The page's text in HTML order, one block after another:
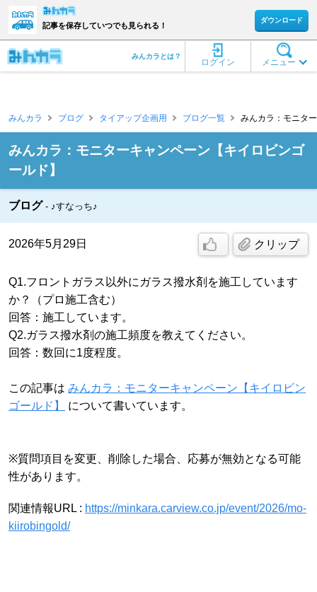
記事を保存していつでも見られる！
ダウンロード
メニュー
ログイン
みんカラとは？
みんカラ ブログ タイアップ企画用 ブログ一覧 みんカラ：モニタ
みんカラ：モニターキャンペーン【キイロビンゴ
ールド】
ブログ ♪すなっち♪
2026年5月29日 クリップ
Q1.フロントガラス以外にガラス撥水剤を施工しています
か？（プロ施工含む）
回答：施工しています。
Q2.ガラス撥水剤の施工頻度を教えてください。
回答：数回に1度程度。
この記事は みんカラ：モニターキャンペーン【キイロビン
ゴールド】
について書いています。
※質問項目を変更、削除した場合、応募が無効となる可能
性があります。
関連情報URL : https://minkara.carview.co.jp/event/2026/mo-
kiirobingold/